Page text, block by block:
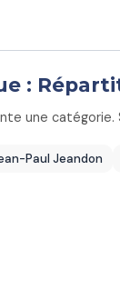
:
une
Paul Jeandon